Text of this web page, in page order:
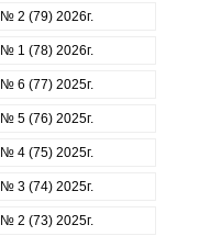
№ 2 (79) 2026г.
№ 1 (78) 2026г.
№ 6 (77) 2025г.
№ 5 (76) 2025г.
№ 4 (75) 2025г.
№ 3 (74) 2025г.
№ 2 (73) 2025г.